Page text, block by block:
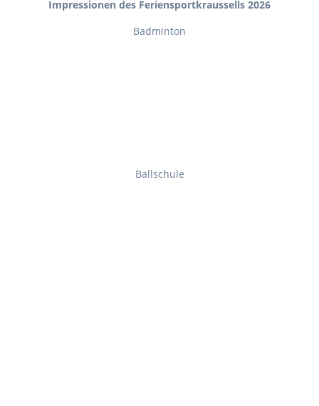
Impressionen des Feriensportkraussells 2026
Badminton
Ballschule